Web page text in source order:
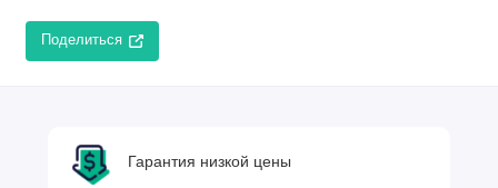
Поделиться
Гарантия низкой цены